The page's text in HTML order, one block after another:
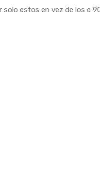
solo estos en vez de los e